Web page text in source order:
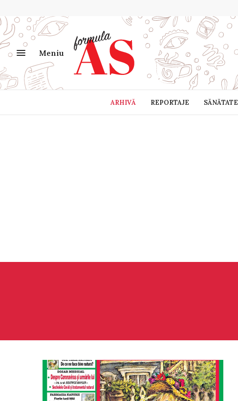
Meniu
ARHIVĂ REPORTAJE SĂNĂTATE